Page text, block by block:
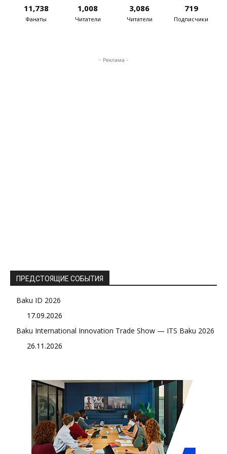
11,738
Фанаты
1,008
Читатели
3,086
Читатели
719
Подписчики
- Реклама -
ПРЕДСТОЯЩИЕ СОБЫТИЯ
Baku ID 2026
17.09.2026
Baku International Innovation Trade Show — ITS Baku 2026
26.11.2026